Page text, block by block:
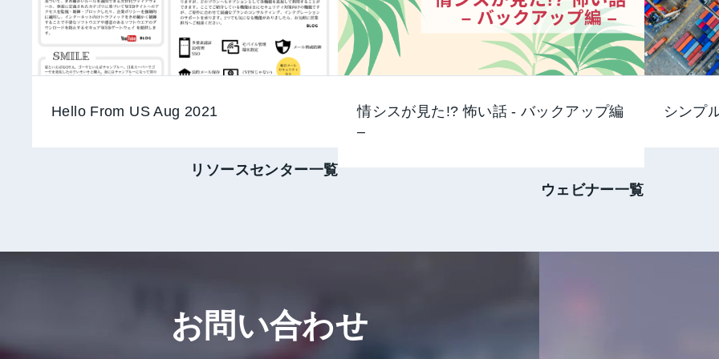
Hello From US Aug 2021
リソースセンター一覧
情シスが見た!? 怖い話 - バックアップ編
–
ウェビナー一覧
シンプ
お問い合わせ